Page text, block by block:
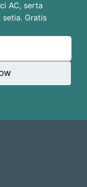
AC, serta
setia. Gratis